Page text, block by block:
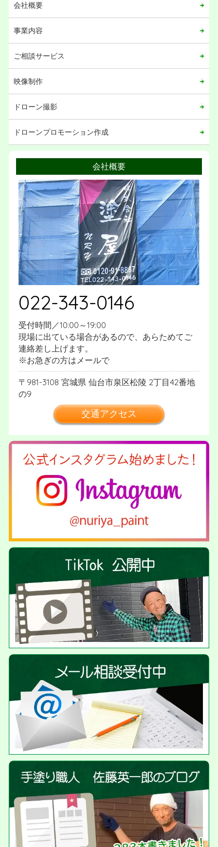
2020年05月
2020年04月
2020年03月
2020年02月
2020年01月
2019年12月
2019年11月
2019年02月
会社概要
事業内容
ご相談サービス
映像制作
ドローン撮影
ドローンプロモーション作成
会社概要
022-343-0146
受付時間／10:00～19:00
現場に出ている場合があるので、あらためてご
連絡差し上げます。
※お急ぎの方はメールで
981-3108 宮城県 仙台市泉区松陵 2丁目42番地
の9
交通アクセス